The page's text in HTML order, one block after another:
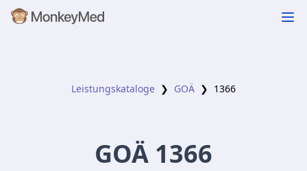
Leistungskataloge ❯ GOÄ ❯ 1366
GOÄ 1366